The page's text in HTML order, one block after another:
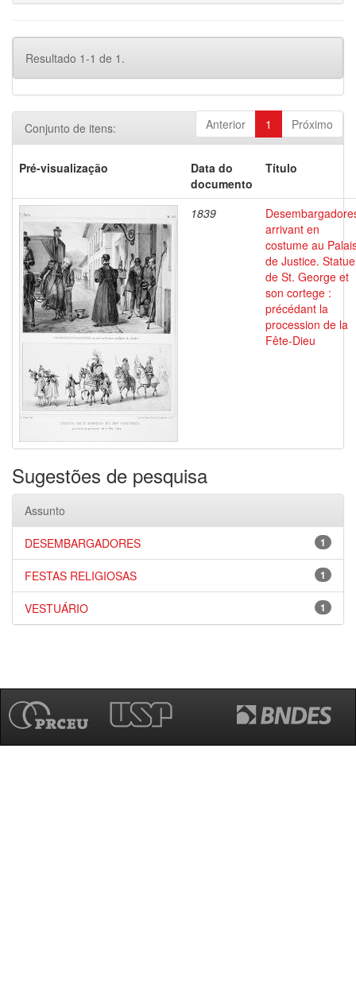
Resultado 1-1 de 1.
Anterior 1 Próximo
Conjunto de itens:
Pré-visualização
Data do
documento
Título
1839
arrivant en
costume au
de Justice. Statue
de St. George et
son cortege :
précédant la
procession de la
Fête-Dieu
Sugestões de pesquisa
Assunto
1
DESEMBARGADORES
1
FESTAS RELIGIOSAS
1
VESTUÁRIO